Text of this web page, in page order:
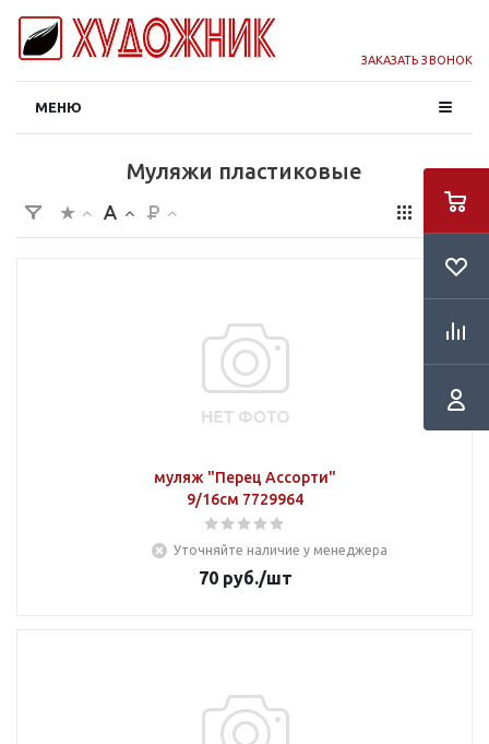
ЗАКАЗАТЬ ЗВОНОК
МЕНЮ
Муляжи пластиковые
муляж "Перец Ассорти"
9/16см 7729964
Уточняйте наличие у менеджера
70руб./шт